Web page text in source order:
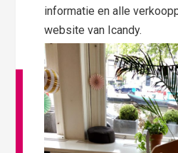
informatie en alle
website van Icandy.